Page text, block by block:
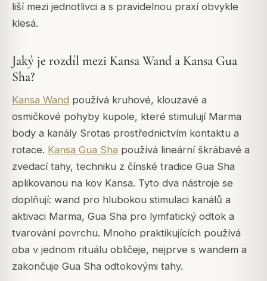
liší mezi jednotlivci a s pravidelnou praxí obvykle
klesá.
Jaký je rozdíl mezi Kansa Wand a Kansa Gua
Sha?
Kansa Wand používá kruhové, klouzavé a
osmičkové pohyby kupole, které stimulují Marma
body a kanály Srotas prostřednictvím kontaktu a
rotace. Kansa Gua Sha používá lineární škrábavé a
zvedací tahy, techniku z čínské tradice Gua Sha
aplikovanou na kov Kansa. Tyto dva nástroje se
doplňují: wand pro hlubokou stimulaci kanálů a
aktivaci Marma, Gua Sha pro lymfatický odtok a
tvarování povrchu. Mnoho praktikujících používá
oba v jednom rituálu obličeje, nejprve s wandem a
zakončuje Gua Sha odtokovými tahy.